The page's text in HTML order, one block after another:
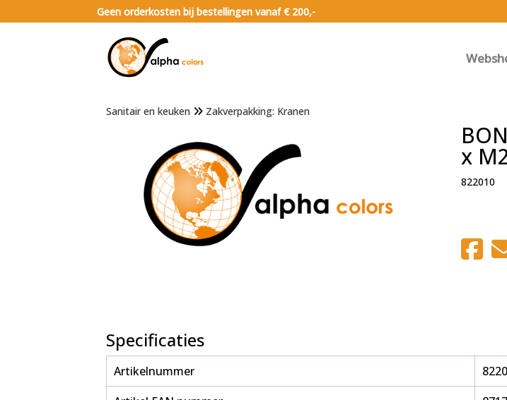
Geen orderkosten bij bestellingen vanaf € 200,-
Sanitair en keuken Zakverpakking: Kranen
x
822010
Specificaties
Artikelnummer